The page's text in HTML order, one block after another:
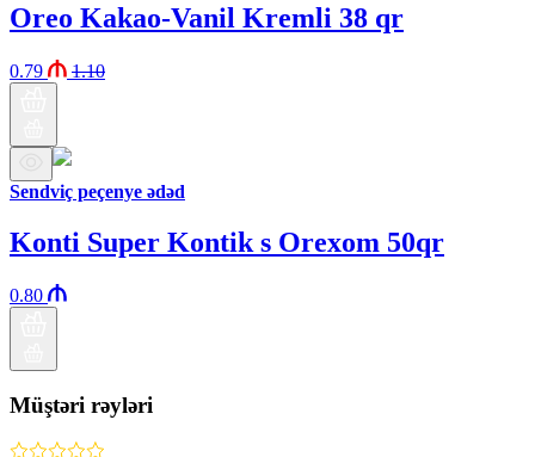
Oreo Kakao-Vanil Kremli 38 qr
0.79 1.10
Sendviç peçenye ədəd
Konti Super Kontik s Orexom 50qr
0.80
Müştəri rəyləri